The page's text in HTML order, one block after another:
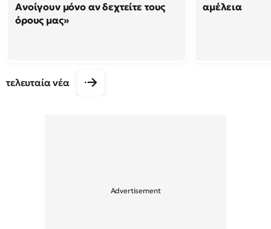
Ανοίγουν μόνο αν δεχτείτε τους
όρους μας»
αμέλεια
τελευταία νέα